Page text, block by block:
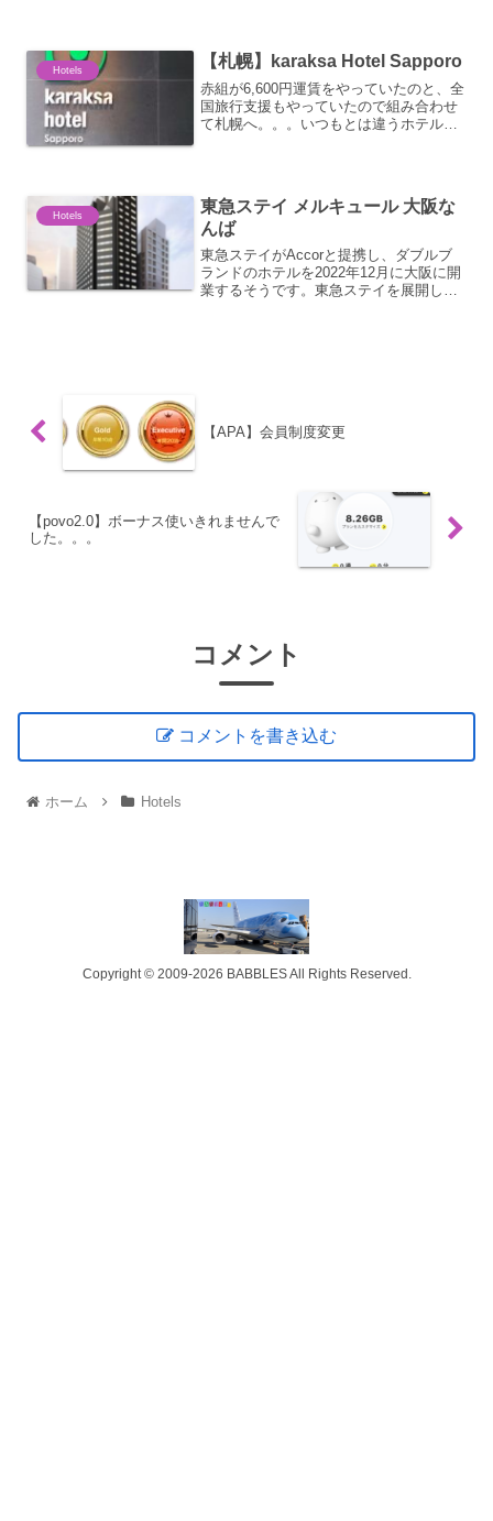
ですが、こちらか...
Hotels 【札幌】karaksa Hotel Sapporo
赤組が6,600円運賃をやっていたのと、全
国旅行支援もやっていたので組み合わせ
て札幌へ。。。いつもとは違うホテルと
zymax。。。狸小路側から...
Hotels
東急ステイ メルキュール 大阪な
んば
東急ステイがAccorと提携し、ダブルブ
ランドのホテルを2022年12月に大阪に開
業するそうです。東急ステイを展開して
【APA】会員制度変更
【povo2.0】ボーナス使いきれませんで
した。。。
コメント
コメントを書き込む
ホーム Hotels
Copyright © 2009-2026 BABBLES All Rights Reserved.